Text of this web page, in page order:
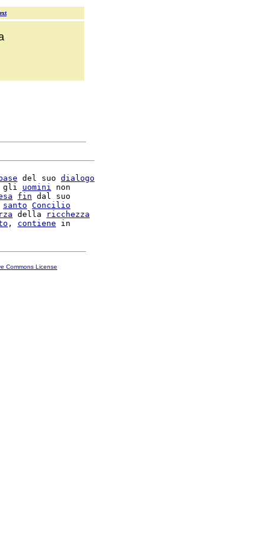
base del suo dialogo
gli uomini non
fin dal suo
santo Concilio
della
ricchezza
, contiene
Commons License